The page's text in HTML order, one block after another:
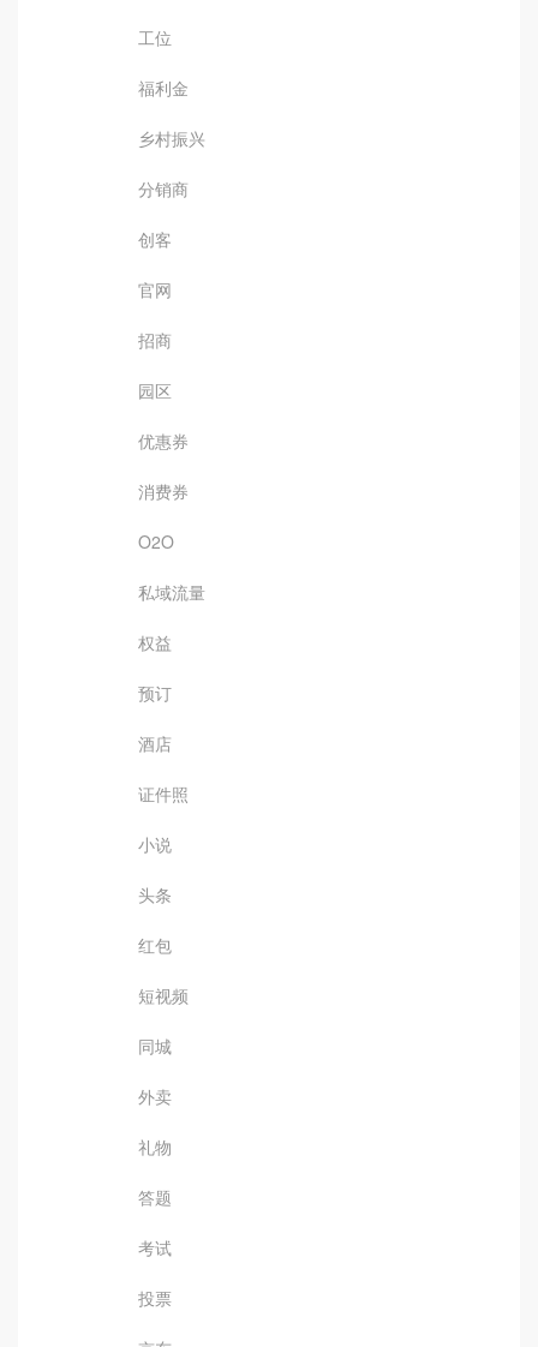
工位
福利金
乡村振兴
分销商
创客
官网
招商
园区
优惠券
消费券
O2O
私域流量
权益
预订
酒店
证件照
小说
头条
红包
短视频
同城
外卖
礼物
答题
考试
投票